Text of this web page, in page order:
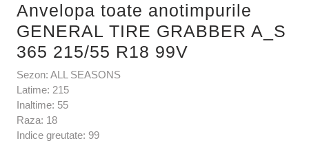
Anvelopa toate anotimpurile
GENERAL TIRE GRABBER A_S
365 215/55 R18 99V
Sezon: ALL SEASONS
Latime: 215
Inaltime: 55
Raza: 18
Indice greutate: 99